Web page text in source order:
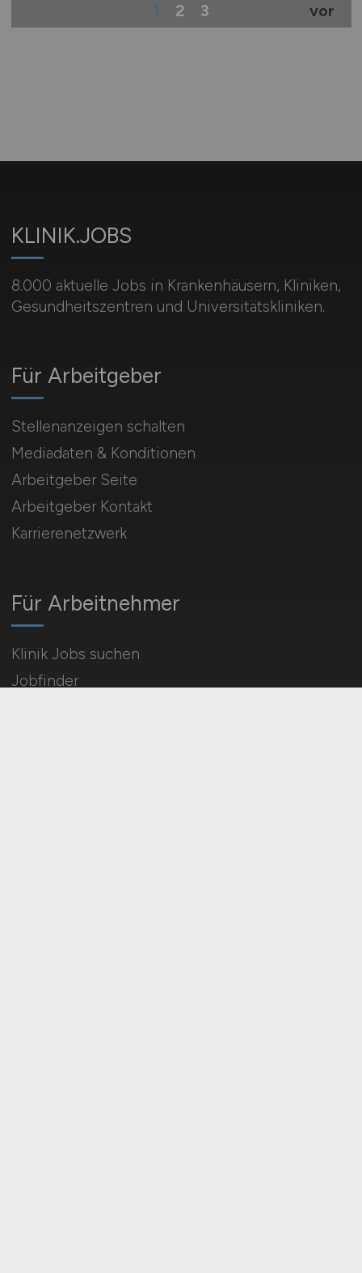
1 2 3 vor
KLINIK.JOBS
8.000 aktuelle Jobs in Krankenhäusern, Kliniken,
Gesundheitszentren und Universitätskliniken.
Für Arbeitnehmer
Klinik Jobs suchen
Jobfinder
Für Arbeitgeber
Stellenanzeigen schalten
Mediadaten & Konditionen
Arbeitgeber Seite
Arbeitgeber Kontakt
Karrierenetzwerk